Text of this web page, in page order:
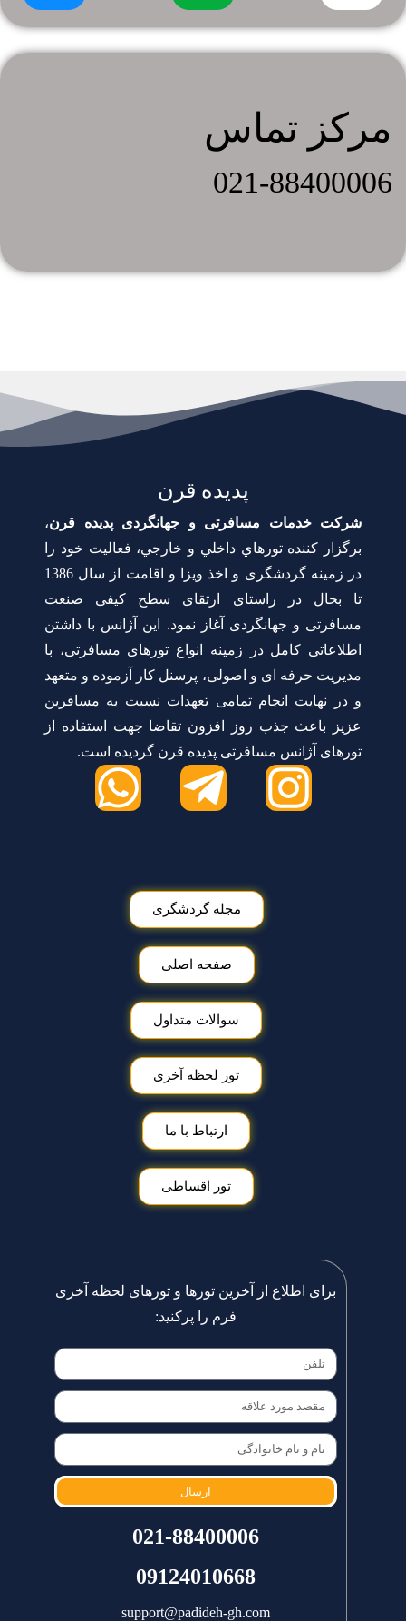
مرکز تماس
021-88400006
پدیده قرن
شرکت خدمات مسافرتی و جهانگردی پدیده قرن،
برگزار كننده تورهاي داخلي و خارجي، فعالیت خود را
در زمینه گردشگری و اخذ ویزا و اقامت از سال 1386
تا بحال در راستای ارتقای سطح کیفی صنعت
مسافرتی و جهانگردی آغاز نمود. این آژانس با داشتن
اطلاعاتی کامل در زمینه انواع تورهای مسافرتی، با
مدیریت حرفه ای و اصولی، پرسنل کار آزموده و متعهد
و در نهایت انجام تمامی تعهدات نسبت به مسافرین
عزیز باعث جذب روز افزون تقاضا جهت استفاده از
تورهای آژانس مسافرتی پدیده قرن گردیده است.
مجله گردشگری
صفحه اصلی
سوالات متداول
تور لحظه آخری
ارتباط با ما
تور اقساطی
برای اطلاع از آخرین تورها و تورهای لحظه آخری
فرم را پرکنید:
ارسال
021-88400006
09124010668
support@padideh-gh.com